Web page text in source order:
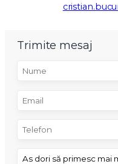
Trimite mesaj